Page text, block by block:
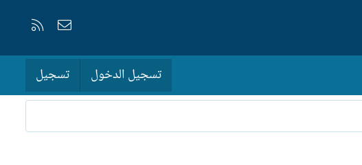
إتصل بنا
تسجيل الدخول تسجيل